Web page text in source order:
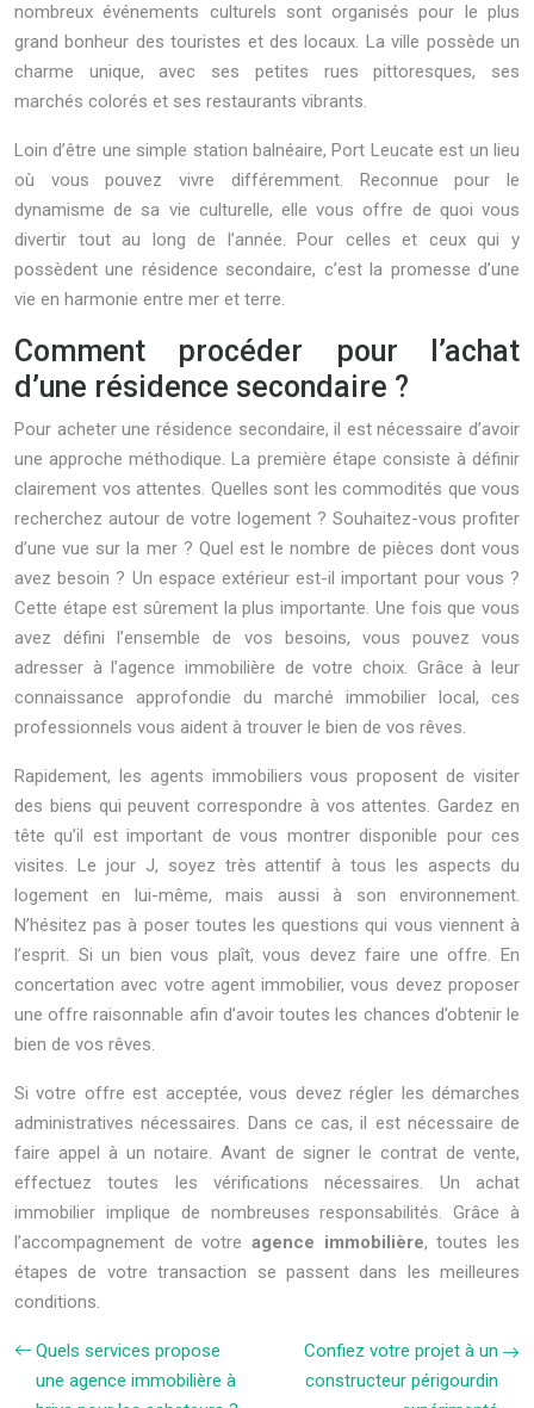
nombreux événements culturels sont organisés pour le plus
grand bonheur des touristes et des locaux. La ville possède un
charme unique, avec ses petites rues pittoresques, ses
marchés colorés et ses restaurants vibrants.
Loin d’être une simple station balnéaire, Port Leucate est un lieu
où vous pouvez vivre différemment. Reconnue pour le
dynamisme de sa vie culturelle, elle vous offre de quoi vous
divertir tout au long de l’année. Pour celles et ceux qui y
possèdent une résidence secondaire, c’est la promesse d’une
vie en harmonie entre mer et terre.
Comment procéder pour l’achat
d’une résidence secondaire ?
Pour acheter une résidence secondaire, il est nécessaire d’avoir
une approche méthodique. La première étape consiste à définir
clairement vos attentes. Quelles sont les commodités que vous
recherchez autour de votre logement ? Souhaitez-vous profiter
d’une vue sur la mer ? Quel est le nombre de pièces dont vous
avez besoin ? Un espace extérieur est-il important pour vous ?
Cette étape est sûrement la plus importante. Une fois que vous
avez défini l’ensemble de vos besoins, vous pouvez vous
adresser à l’agence immobilière de votre choix. Grâce à leur
connaissance approfondie du marché immobilier local, ces
professionnels vous aident à trouver le bien de vos rêves.
Rapidement, les agents immobiliers vous proposent de visiter
des biens qui peuvent correspondre à vos attentes. Gardez en
tête qu’il est important de vous montrer disponible pour ces
visites. Le jour J, soyez très attentif à tous les aspects du
logement en lui-même, mais aussi à son environnement.
N’hésitez pas à poser toutes les questions qui vous viennent à
l’esprit. Si un bien vous plaît, vous devez faire une offre. En
concertation avec votre agent immobilier, vous devez proposer
une offre raisonnable afin d’avoir toutes les chances d’obtenir le
bien de vos rêves.
Si votre offre est acceptée, vous devez régler les démarches
administratives nécessaires. Dans ce cas, il est nécessaire de
faire appel à un notaire. Avant de signer le contrat de vente,
effectuez toutes les vérifications nécessaires. Un achat
immobilier implique de nombreuses responsabilités. Grâce à
l’accompagnement de votre agence immobilière, toutes les
étapes de votre transaction se passent dans les meilleures
conditions.
Quels services propose
une agence immobilière à
Confiez votre projet à un
constructeur périgourdin